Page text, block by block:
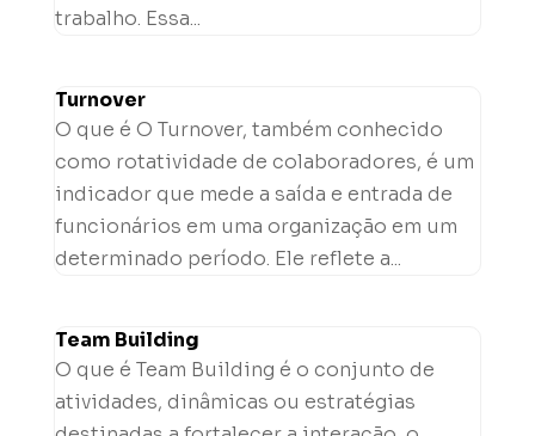
trabalho. Essa...
Turnover
O que é O Turnover, também conhecido
como rotatividade de colaboradores, é um
indicador que mede a saída e entrada de
funcionários em uma organização em um
determinado período. Ele reflete a...
Team Building
O que é Team Building é o conjunto de
atividades, dinâmicas ou estratégias